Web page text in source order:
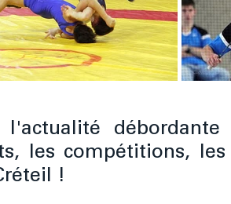
l'actualité
les compétitions,
!